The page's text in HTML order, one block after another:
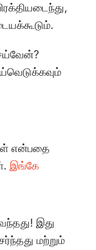
என்பதை
இங்கே
இது
மற்றும்